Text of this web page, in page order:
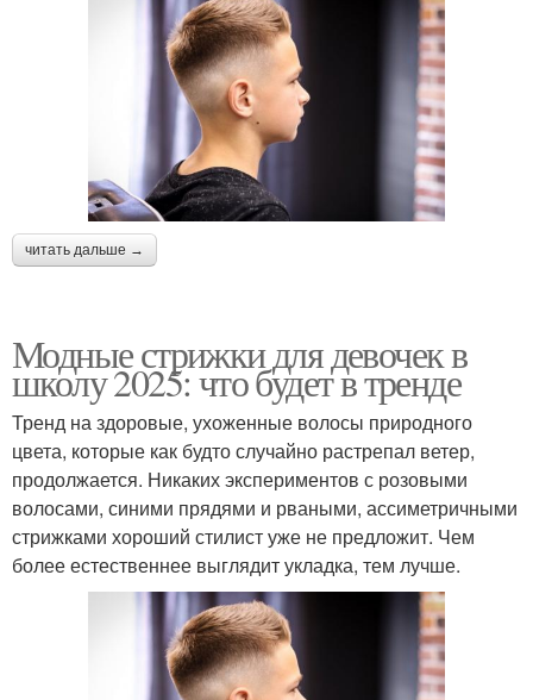
читать дальше →
Модные стрижки для девочек в
школу 2025: что будет в тренде
Тренд на здоровые, ухоженные волосы природного
цвета, которые как будто случайно растрепал ветер,
продолжается. Никаких экспериментов с розовыми
волосами, синими прядями и рваными, ассиметричными
стрижками хороший стилист уже не предложит. Чем
более естественнее выглядит укладка, тем лучше.